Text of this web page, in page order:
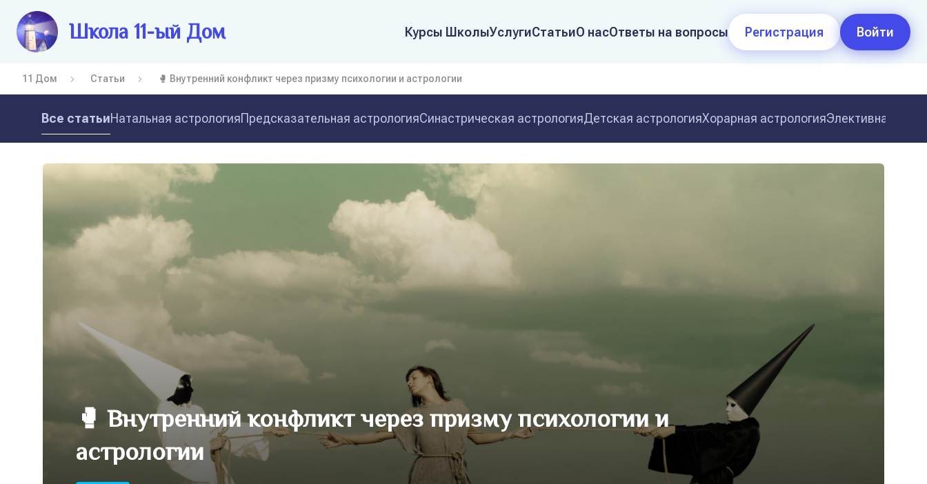
Школа 11-ый Дом Курсы ШколыУслугиСтатьиО насОтветы на вопросы Регистрация Войти
11 Дом Статьи 🥊 Внутренний конфликт через призму психологии и астрологии
Все статьиНатальная астрологияПредсказательная астрологияСинастрическая астрологияДетская астрологияХорарная астрологияЭлективная
🥊 Внутренний конфликт через призму психологии и
астрологии